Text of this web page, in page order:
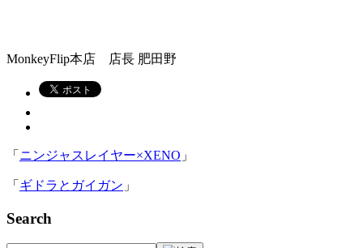
MonkeyFlip本店 店長 肥田野
「 ニンジャスレイヤー×XENO 」
「 ギドラとガイガン 」
Search